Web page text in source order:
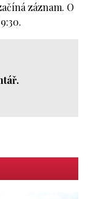
záznam. O